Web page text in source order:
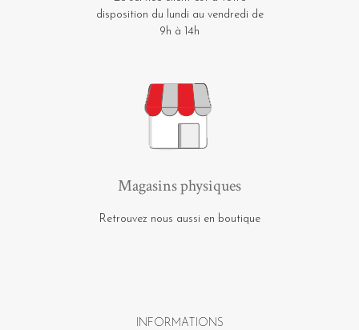
disposition du lundi au vendredi de
9h à 14h
Magasins physiques
Retrouvez nous aussi en boutique
INFORMATIONS